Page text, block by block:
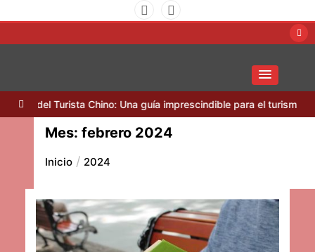
al
contenido
Turista Chino: Una guía imprescindible para el turismo del futuro
Mes: febrero 2024
Inicio 2024